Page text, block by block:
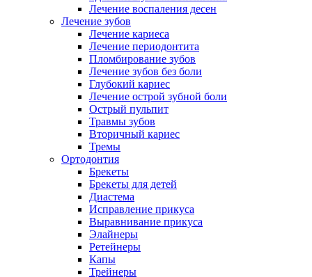
Лечение воспаления десен
Лечение зубов
Лечение кариеса
Лечение периодонтита
Пломбирование зубов
Лечение зубов без боли
Глубокий кариес
Лечение острой зубной боли
Острый пульпит
Травмы зубов
Вторичный кариес
Тремы
Ортодонтия
Брекеты
Брекеты для детей
Диастема
Исправление прикуса
Выравнивание прикуса
Элайнеры
Ретейнеры
Капы
Трейнеры